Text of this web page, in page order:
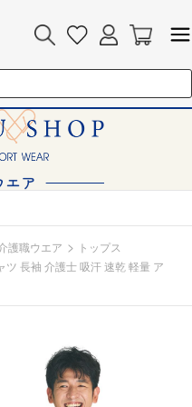
護職ウエア > トップス
ツ 長袖 介護士 吸汗 速乾 軽量 ア